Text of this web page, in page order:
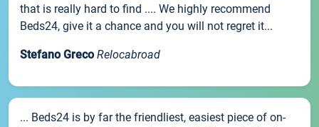
that is really hard to find .... We highly recommend
Beds24, give it a chance and you will not regret it...
Stefano Greco Relocabroad
... Beds24 is by far the friendliest, easiest piece of on-